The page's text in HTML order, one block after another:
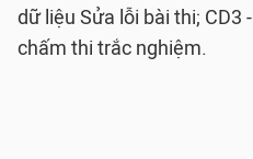
dữ liệu Sửa lỗi bài thi; CD3
chấm thi trắc nghiệm.